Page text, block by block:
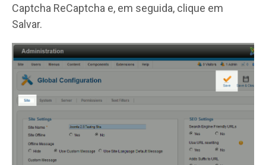
Captcha ReCaptcha e, em seguida, clique em
Salvar.